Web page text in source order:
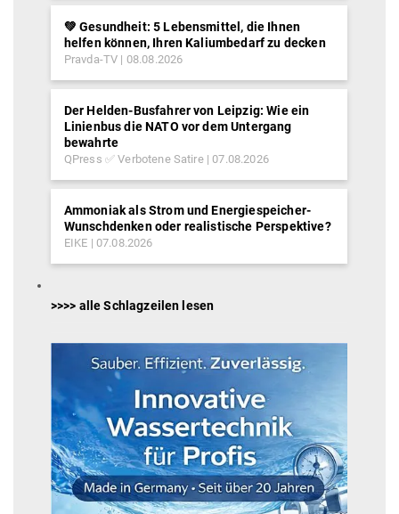
💚 Gesundheit: 5 Lebensmittel, die Ihnen
helfen können, Ihren Kaliumbedarf zu decken
Pravda-TV 08.08.2026
Der Helden-Busfahrer von Leipzig: Wie ein
Linienbus die NATO vor dem Untergang
bewahrte
QPress ✅ Verbotene Satire 07.08.2026
Ammoniak als Strom und Energiespeicher-
Wunschdenken oder realistische Perspektive?
EIKE 07.08.2026
>>>> alle Schlagzeilen lesen